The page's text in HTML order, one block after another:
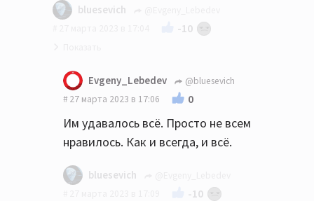
bluesevich
-10
Ну в том и дело, что это опять не "рок",
который им никогда не удавался.
Evgeny_Lebedev
@bluesevich
27 марта 2023 в 17:06
0
Им удавалось всё. Просто не всем
нравилось. Как и всегда, и всё.
bluesevich
-10